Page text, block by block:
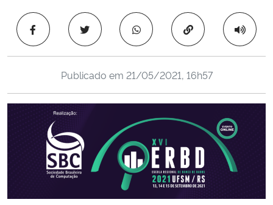
Ministério da Educação
Ministério da Cidadania
Ministério da Saúde
Ministério de Minas e Energia
Ministério da Ciência, Tecnologia, Inovações e Comunicações
Copiar para área
Publicado em 21/05/2021, 16h57